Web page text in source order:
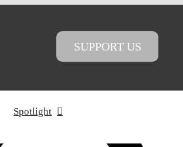
SUPPORT US
Spotlight